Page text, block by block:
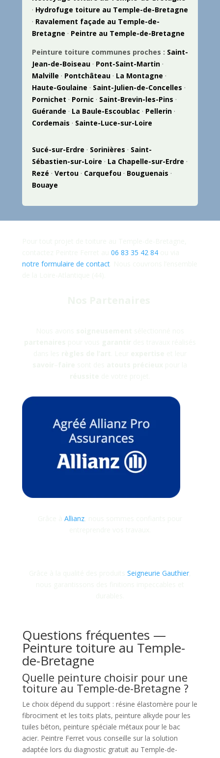
· Hydrofuge toiture au Temple-de-Bretagne
· Ravalement façade au Temple-de-
Bretagne · Peintre au Temple-de-Bretagne
Peinture toiture communes proches : Saint-
Jean-de-Boiseau· Pont-Saint-Martin·
Malville · Pontchâteau· La Montagne ·
Haute-Goulaine · Saint-Julien-de-Concelles ·
Pornichet · Pornic · Saint-Brevin-les-Pins ·
Guérande · La Baule-Escoublac · Pellerin·
Cordemais · Sainte-Luce-sur-Loire
Sucé-sur-Erdre · Sorinières · Saint-
Sébastien-sur-Loire · La Chapelle-sur-Erdre ·
Rezé · Vertou· Carquefou· Bouguenais ·
Bouaye
06 83 35 42 84ou via
notre formulaire de contact. Nous couvrons l’ensemble
Allianz, nous sommes confiants pour
Seigneurie Gauthier,
Questions fréquentes —
Peinture toiture au Temple-
de-Bretagne
Quelle peinture choisir pour une
toiture au Temple-de-Bretagne ?
Le choix dépend du support : résine élastomère pour le
fibrociment et les toits plats, peinture alkyde pour les
tuiles béton, peinture spéciale métaux pour le bac
acier. Peintre Ferret vous conseille sur la solution
adaptée lors du diagnostic gratuit au Temple-de-